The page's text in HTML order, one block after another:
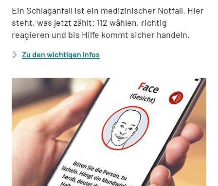
Ein Schlaganfall ist ein medizinischer Notfall. Hier
steht, was jetzt zählt: 112 wählen, richtig
reagieren und bis Hilfe kommt sicher handeln.
Zu den wichtigen Infos